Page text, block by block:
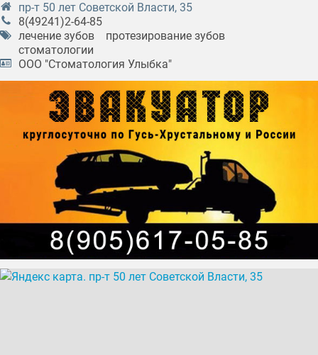
пр-т 50 лет Советской Власти, 35
8(49241)2-64-85
лечение зубов
протезирование зубов
стоматологии
ООО "Стоматология Улыбка"